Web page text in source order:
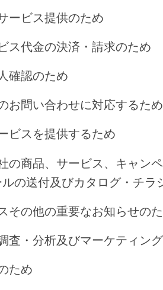
ービス提供のため
ス代金の決済・請求のため
確認のため
お問い合わせに対応するため
ビスを提供するため
の商品、サービス、キャン
ルの送付及びカタログ・チラ
その他の重要なお知らせの
査・分析及びマーケティン
ため